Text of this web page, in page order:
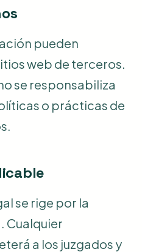
pueden
web de terceros.
se responsabiliza
o prácticas de
se rige por la
Cualquier
a los juzgados y